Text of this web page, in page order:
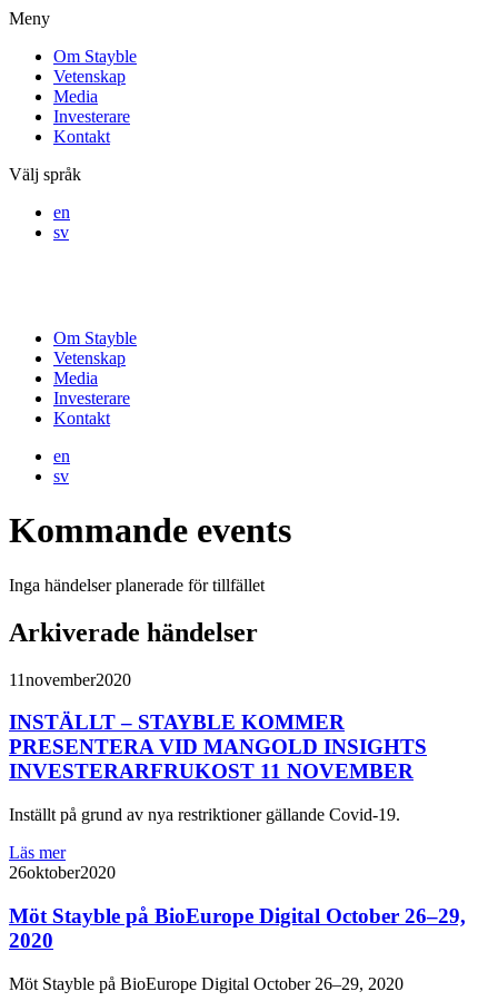
Meny
Om Stayble
Vetenskap
Media
Investerare
Kontakt
Välj språk
en
sv
Om Stayble
Vetenskap
Media
Investerare
Kontakt
en
sv
Kommande events
Inga händelser planerade för tillfället
Arkiverade händelser
11november2020
INSTÄLLT – STAYBLE KOMMER
PRESENTERA VID MANGOLD INSIGHTS
INVESTERARFRUKOST 11 NOVEMBER
Inställt på grund av nya restriktioner gällande Covid-19.
Läs mer
26oktober2020
Möt Stayble på BioEurope Digital October 26–29,
2020
Möt Stayble på BioEurope Digital October 26–29, 2020